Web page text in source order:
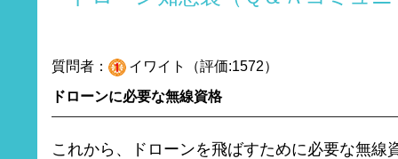
質問者：
イワイト（評価:1572）
ドローンに必要な無線資格
これから、ドローンを飛ばすために必要な無線